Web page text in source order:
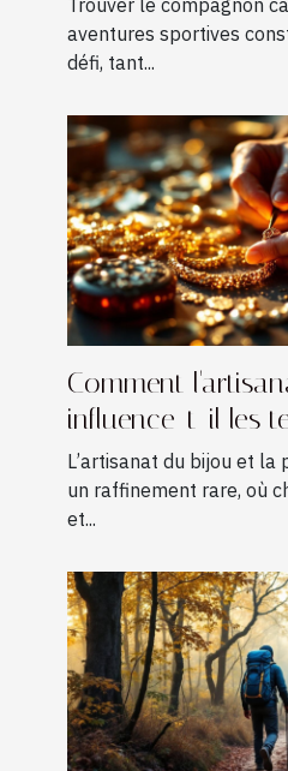
aventures sportives
défi, tant...
Comment
influence-t-il les
parfumerie ?
L’artisanat du bijou et
un raffinement rare, où
et...